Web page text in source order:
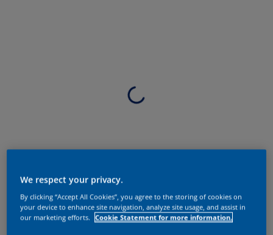
We respect your privacy.
By clicking “Accept All Cookies”, you agree to the storing of cookies on
your device to enhance site navigation, analyze site usage, and assist in
our marketing efforts.
Cookie Statement for more information.